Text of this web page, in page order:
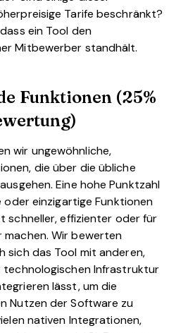
Tarife beschränkt?
ein Tool den
Mitbewerber standhält.
Funktionen (25%
wir ungewöhnliche,
die über die übliche
Eine hohe Punktzahl
einzigartige Funktionen
schneller, effizienter oder für
machen. Wir bewerten
sich das Tool mit anderen,
technologischen Infrastruktur
lässt, um die
Nutzen der Software zu
nativen Integrationen,